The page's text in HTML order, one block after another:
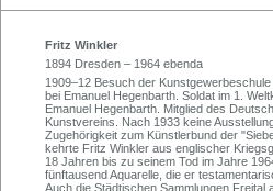
Fritz Winkler
1894 Dresden – 1964 ebenda
1909–12 Besuch der
bei Emanuel Hegenbarth. Soldat im 1.
Emanuel Hegenbarth. Mitglied des
Kunstvereins. Nach 1933 keine
Zugehörigkeit zum Künstlerbund der
kehrte Fritz Winkler aus englischer
18 Jahren bis zu seinem Tod im Jahre
fünftausend Aquarelle, die er
Auch die Städtischen Sammlungen